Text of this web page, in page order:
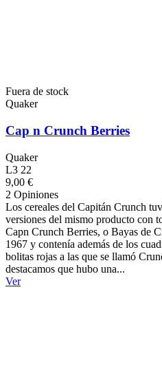
Fuera de stock
Quaker
Cap n Crunch Berries
Quaker
L3 22
9,00 €
2 Opiniones
Los cereales del Capitán Crunch
versiones del mismo producto con
Capn Crunch Berries, o Bayas de
1967 y contenía además de los
bolitas rojas a las que se llamó
destacamos que hubo una...
Ver